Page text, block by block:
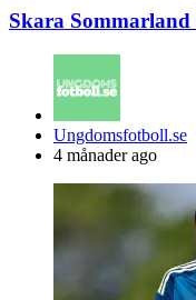
Skara Sommarland
Posted
by
Ungdomsfotboll.se
4 månader ago